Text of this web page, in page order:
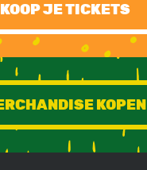
KOOP JE TICKETS
KOPEN